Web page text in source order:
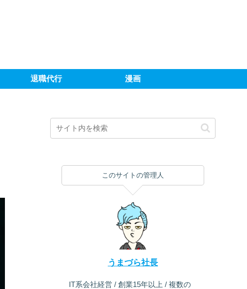
退職代行 漫画
このサイトの管理人
うまづら社長
IT系会社経営 / 創業15年以上 / 複数の